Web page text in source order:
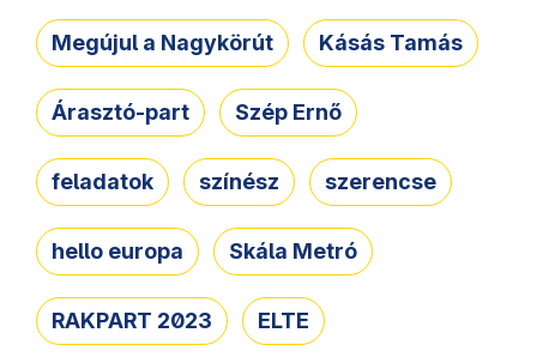
Megújul a Nagykörút Kásás Tamás
Árasztó-part Szép Ernő
feladatok színész szerencse
hello europa Skála Metró
RAKPART 2023 ELTE